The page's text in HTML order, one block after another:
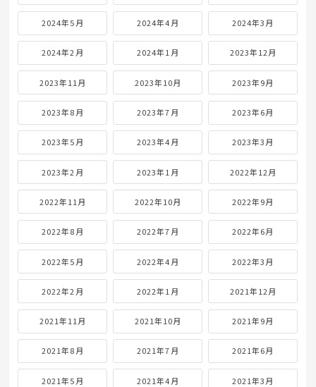
2024年5月 2024年4月 2024年3月
2024年2月 2024年1月 2023年12月
2023年11月 2023年10月 2023年9月
2023年8月 2023年7月 2023年6月
2023年5月 2023年4月 2023年3月
2023年2月 2023年1月 2022年12月
2022年11月 2022年10月 2022年9月
2022年8月 2022年7月 2022年6月
2022年5月 2022年4月 2022年3月
2022年2月 2022年1月 2021年12月
2021年11月 2021年10月 2021年9月
2021年8月 2021年7月 2021年6月
2021年5月 2021年4月 2021年3月